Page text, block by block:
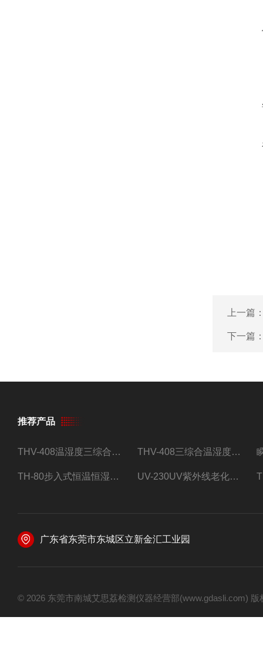
上一篇
下一篇
推荐产品
THV-408温湿度三综合试验箱 THV-408三综合温湿度振动试验箱
TH-80步入式恒温恒湿试验房 UV-230UV紫外线老化试验箱
广东省东莞市东城区立新金汇工业园
© 2026 东莞市南城艾思荔检测仪器经营部(www.gdasli.com)